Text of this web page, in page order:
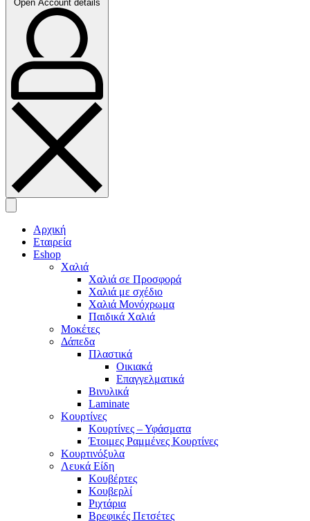
Open Account details
Αρχική
Εταιρεία
Eshop
Χαλιά
Χαλιά σε Προσφορά
Χαλιά με σχέδιο
Χαλιά Μονόχρωμα
Παιδικά Χαλιά
Μοκέτες
Δάπεδα
Πλαστικά
Οικιακά
Επαγγελματικά
Βινυλικά
Laminate
Κουρτίνες
Κουρτίνες – Υφάσματα
Έτοιμες Ραμμένες Κουρτίνες
Κουρτινόξυλα
Λευκά Είδη
Κουβέρτες
Κουβερλί
Ριχτάρια
Βρεφικές Πετσέτες